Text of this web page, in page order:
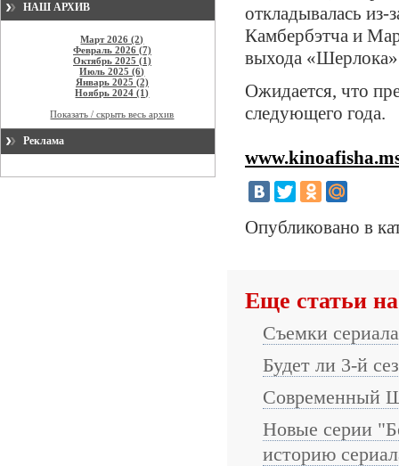
НАШ АРХИВ
Март 2026 (2)
Февраль 2026 (7)
Октябрь 2025 (1)
Июль 2025 (6)
Январь 2025 (2)
Ноябрь 2024 (1)
Показать / скрыть весь архив
Реклама
откладывалась из-
Камбербэтча и
выхода
Ожидается, что
следующего года.
Опубликовано в
Еще статьи
Съемки
Будет ли 3-й
Современный
Новые серии
историю